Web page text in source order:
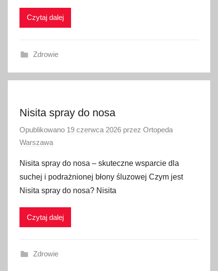
Czytaj dalej
Zdrowie
Nisita spray do nosa
Opublikowano 19 czerwca 2026 przez Ortopeda
Warszawa
Nisita spray do nosa – skuteczne wsparcie dla
suchej i podrażnionej błony śluzowej Czym jest
Nisita spray do nosa? Nisita
Czytaj dalej
Zdrowie